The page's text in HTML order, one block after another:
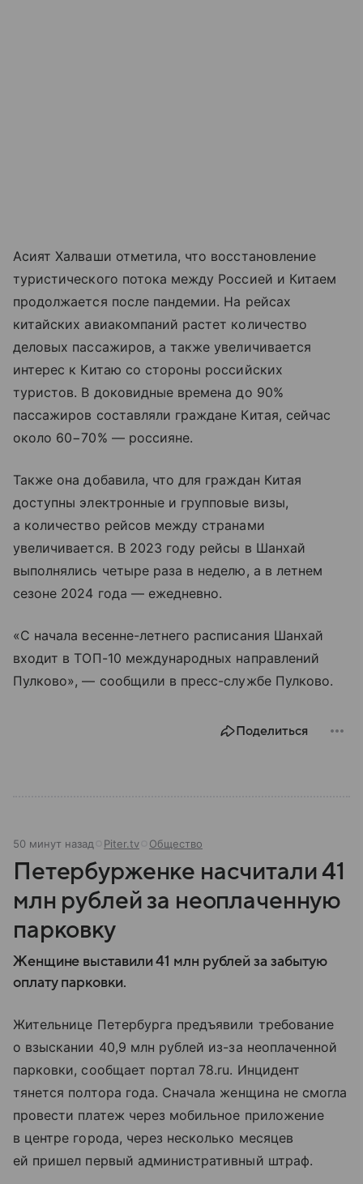
Асият Халваши отметила, что восстановление
туристического потока между Россией и Китаем
продолжается после пандемии. На рейсах
китайских авиакомпаний растет количество
деловых пассажиров, а также увеличивается
интерес к Китаю со стороны российских
туристов. В доковидные времена до 90%
пассажиров составляли граждане Китая, сейчас
около 60−70% — россияне.
Также она добавила, что для граждан Китая
доступны электронные и групповые визы,
а количество рейсов между странами
увеличивается. В 2023 году рейсы в Шанхай
выполнялись четыре раза в неделю, а в летнем
сезоне 2024 года — ежедневно.
«С начала весенне-летнего расписания Шанхай
входит в ТОП-10 международных направлений
Пулково», — сообщили в пресс-службе Пулково.
Поделиться
50 минут назад Piter.tv Общество
Петербурженке насчитали 41
млн рублей за неоплаченную
парковку
Женщине выставили 41 млн рублей за забытую
оплату парковки.
Жительнице Петербурга предъявили требование
о взыскании 40,9 млн рублей из-за неоплаченной
парковки, сообщает портал 78.ru. Инцидент
тянется полтора года. Сначала женщина не смогла
провести платеж через мобильное приложение
в центре города, через несколько месяцев
ей пришел первый административный штраф.